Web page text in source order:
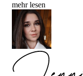
mehr lesen